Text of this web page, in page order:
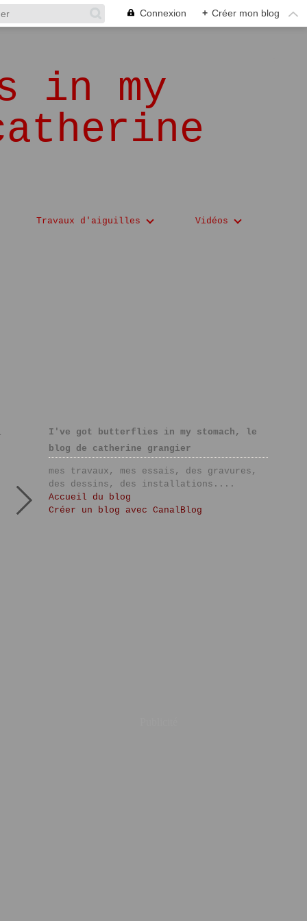
Connexion + Créer mon blog
in my
Travaux d'aiguilles Vidéos
I've got butterflies in my stomach, le
blog de catherine grangier
mes travaux, mes essais, des gravures,
des dessins, des installations....
Accueil du blog
Créer un blog avec CanalBlog